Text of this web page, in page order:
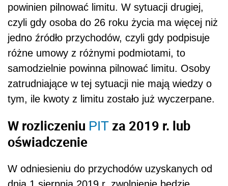
powinien pilnować limitu. W sytuacji drugiej,
czyli gdy osoba do 26 roku życia ma więcej niż
jedno źródło przychodów, czyli gdy podpisuje
różne umowy z różnymi podmiotami, to
samodzielnie powinna pilnować limitu. Osoby
zatrudniające w tej sytuacji nie mają wiedzy o
tym, ile kwoty z limitu zostało już wyczerpane.
W rozliczeniu PIT za 2019 r. lub
oświadczenie
W odniesieniu do przychodów uzyskanych od
dnia 1 sierpnia 2019 r. zwolnienie będzie